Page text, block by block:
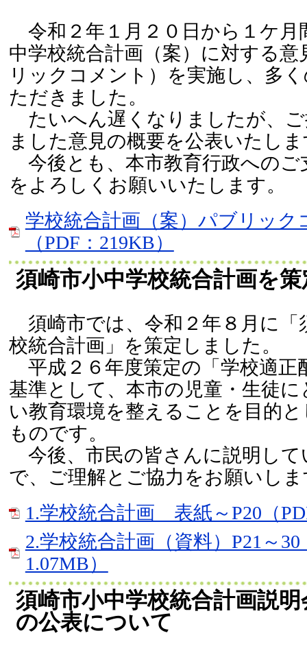
令和２年１月２０日から１ケ月
中学校統合計画（案）に対する意
リックコメント）を実施し、多
ただきました。
たいへん遅くなりましたが、
ました意見の概要を公表いたし
今後とも、本市教育行政へのご
をよろしくお願いいたします。
学校統合計画（案）パブリック
（PDF：219KB）
須崎市小中学校統合計画を
須崎市では、令和２年８月に「
校統合計画」を策定しました。
平成２６年度策定の「学校適正
基準として、本市の児童・生徒
い教育環境を整えることを目的
ものです。
今後、市民の皆さんに説明して
で、ご理解とご協力をお願いし
1.学校統合計画 表紙～P20（
2.学校統合計画（資料）P21～30
1.07MB）
須崎市小中学校統合計画説
の公表について